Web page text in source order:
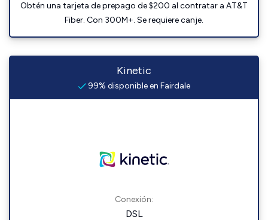
Obtén una tarjeta de prepago de $200 al contratar a AT&T
Fiber. Con 300M+. Se requiere canje.
Kinetic
99% disponible en Fairdale
Conexión:
DSL